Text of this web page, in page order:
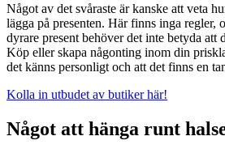
Något av det svåraste är kanske att veta
lägga på presenten. Här finns inga regler,
dyrare present behöver det inte betyda att
Köp eller skapa någonting inom din
det känns personligt och att det finns en
Kolla in utbudet av butiker här!
Något att hänga runt